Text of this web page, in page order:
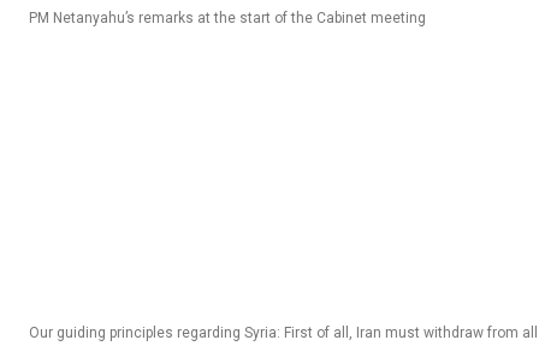
PM Netanyahu’s re­marks at the start of the Cabinet meet­ing
Our guiding principles regarding Syria: First of all, Iran must withdraw from